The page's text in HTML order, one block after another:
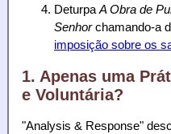
DeturpaA Obra de
Senhorchamando-a
imposição sobre os
1. Apenas uma
e Voluntária?
"Analysis & Response"